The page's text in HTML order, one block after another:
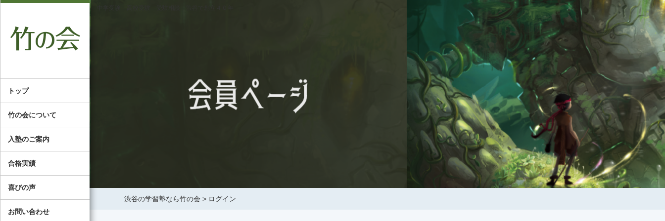
トップ
竹の会について
入塾のご案内
合格実績
喜びの声
お問い合わせ
渋谷の学習塾なら竹の会 > ログイン